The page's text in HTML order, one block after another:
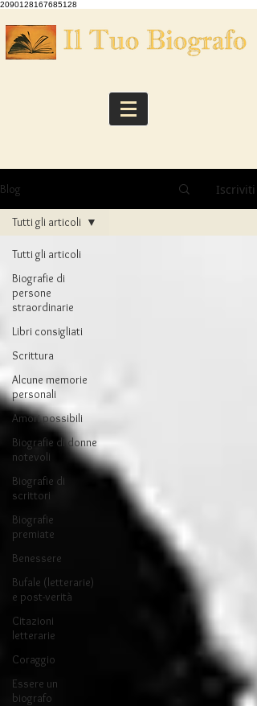
2090128167685128
Blog Iscriviti
Tutti gli articoli
Biografie di
persone
straordinarie
Libri consigliati
Scrittura
Alcune memorie
personali
Amori possibili
Biografie di donne
notevoli
Biografie di
scrittori
Biografie
premiate
Benessere
Bufale (letterarie)
e post-verità
Citazioni
letterarie
Coraggio
Essere un
biografo
Tutti gli articoli